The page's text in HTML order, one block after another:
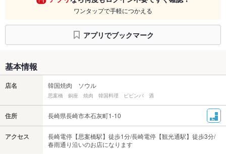
ワンタップで手軽につかえる
アプリでブックマーク
基本情報
店名 韓国焼肉 ソウル
思案橋 銅座 焼肉 韓国料理 ビビンバ 酒
住所 長崎県長崎市本石灰町1-10
アクセス
長崎電停【思案橋駅】徒歩1分/長崎電停【観光通駅】徒歩3分/
春雨通り沿いのお店になります